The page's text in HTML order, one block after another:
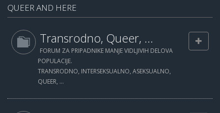
QUEER AND HERE
Transrodno, Queer, ...
FORUM ZA PRIPADNIKE MANJE VIDLJIVIH DELOVA
POPULACIJE.
TRANSRODNO, INTERSEKSUALNO, ASEKSUALNO,
QUEER, ...